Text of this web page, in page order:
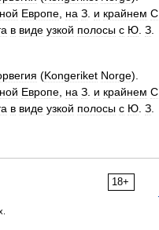
Европе на З и крайнем С
в виде узкой полосы с Ю З
(Kongeriket Norge).
Европе на З и крайнем С
в виде узкой полосы с Ю З
18+